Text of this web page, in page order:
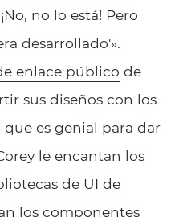
no lo está! Pero
desarrollado'».
enlace público de
sus diseños con los
es genial para dar
le encantan los
de UI de
los componentes